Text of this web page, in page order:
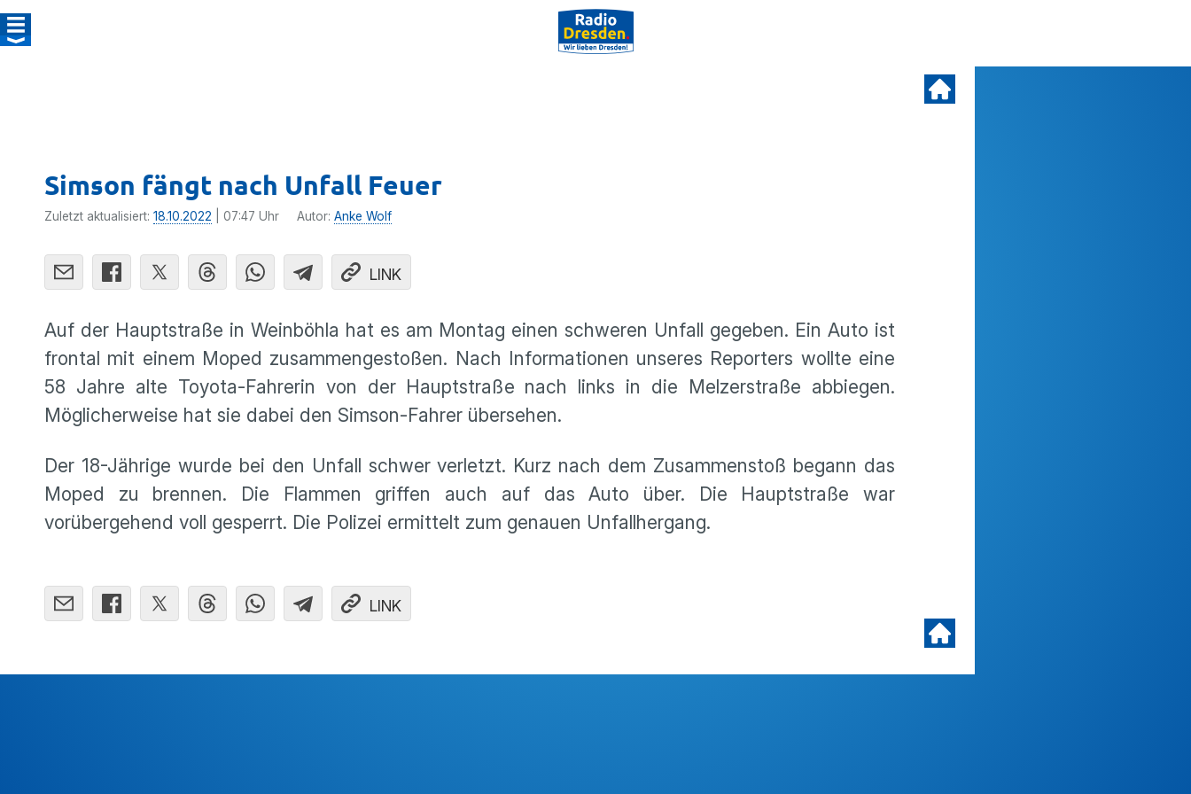
Simson fängt nach Unfall Feuer
Zuletzt aktualisiert: 18.10.2022 | 07:47 Uhr Autor: Anke Wolf
LINK
Auf der Hauptstraße in Weinböhla hat es am Montag einen schweren Unfall gegeben. Ein Auto ist
frontal mit einem Moped zusammengestoßen. Nach Informationen unseres Reporters wollte eine
58 Jahre alte Toyota-Fahrerin von der Hauptstraße nach links in die Melzerstraße abbiegen.
Möglicherweise hat sie dabei den Simson-Fahrer übersehen.
Der 18-Jährige wurde bei den Unfall schwer verletzt. Kurz nach dem Zusammenstoß begann das
Moped zu brennen. Die Flammen griffen auch auf das Auto über. Die Hauptstraße war
vorübergehend voll gesperrt. Die Polizei ermittelt zum genauen Unfallhergang.
LINK